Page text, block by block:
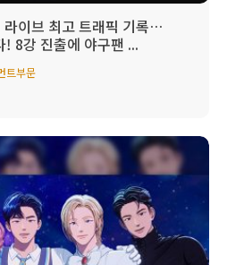
이브 최고 트래픽 기록…
! 8강 진출에 야구팬 ...
트부문